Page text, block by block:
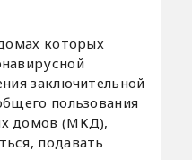
которых
заключительной
пользования
домов (МКД),
подавать